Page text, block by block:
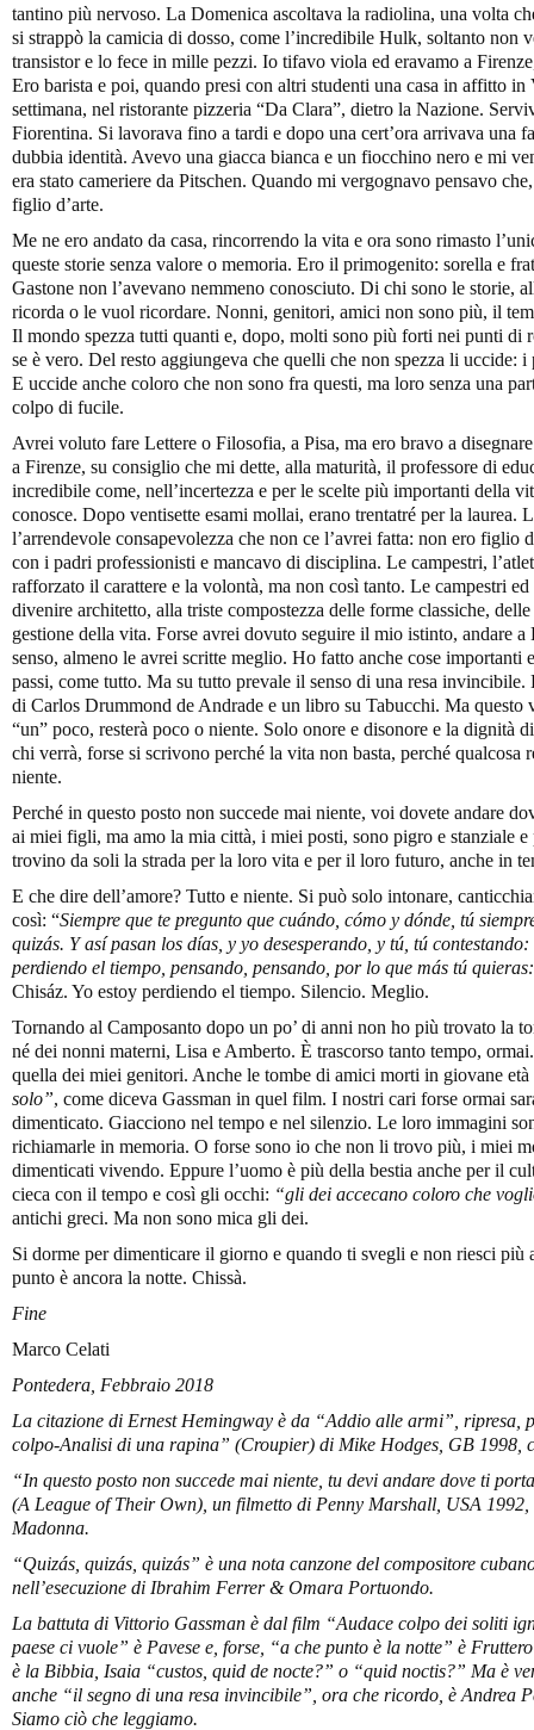
tantino più nervoso. La Domenica ascoltava la radiolina, una volta
si strappò la camicia di dosso, come l’incredibile Hulk, soltanto non
transistor e lo fece in mille pezzi. Io tifavo viola ed eravamo a
Ero barista e poi, quando presi con altri studenti una casa in affitto
settimana, nel ristorante pizzeria “Da Clara”, dietro la Nazione.
Fiorentina. Si lavorava fino a tardi e dopo una cert’ora arrivava una
dubbia identità. Avevo una giacca bianca e un fiocchino nero e mi
era stato cameriere da Pitschen. Quando mi vergognavo pensavo
figlio d’arte.
Me ne ero andato da casa, rincorrendo la vita e ora sono rimasto
queste storie senza valore o memoria. Ero il primogenito: sorella e
Gastone non l’avevano nemmeno conosciuto. Di chi sono le storie,
ricorda o le vuol ricordare. Nonni, genitori, amici non sono più, il
Il mondo spezza tutti quanti e, dopo, molti sono più forti nei punti di
se è vero. Del resto aggiungeva che quelli che non spezza li uccide:
E uccide anche coloro che non sono fra questi, ma loro senza una
colpo di fucile.
Avrei voluto fare Lettere o Filosofia, a Pisa, ma ero bravo a
a Firenze, su consiglio che mi dette, alla maturità, il professore di
incredibile come, nell’incertezza e per le scelte più importanti della
conosce. Dopo ventisette esami mollai, erano trentatré per la
l’arrendevole consapevolezza che non ce l’avrei fatta: non ero figlio
con i padri professionisti e mancavo di disciplina. Le campestri,
rafforzato il carattere e la volontà, ma non così tanto. Le campestri
divenire architetto, alla triste compostezza delle forme classiche,
gestione della vita. Forse avrei dovuto seguire il mio istinto, andare a
senso, almeno le avrei scritte meglio. Ho fatto anche cose importanti
passi, come tutto. Ma su tutto prevale il senso di una resa
di Carlos Drummond de Andrade e un libro su Tabucchi. Ma questo
“un” poco, resterà poco o niente. Solo onore e disonore e la dignità
chi verrà, forse si scrivono perché la vita non basta, perché
niente.
Perché in questo posto non succede mai niente, voi dovete andare
ai miei figli, ma amo la mia città, i miei posti, sono pigro e stanziale
trovino da soli la strada per la loro vita e per il loro futuro, anche in
E che dire dell’amore? Tutto e niente. Si può solo intonare,
così: “Siempre que te pregunto que cuándo, cómo y dónde, tú
quizás. Y asípasan los días, y yo desesperando, y tú, tú contestando:
perdiendo el tiempo , pensando, pensando, por lo que más tú quieras
Chisáz. Yo estoy perdiendo el tiempo. Silencio. Meglio.
Tornando al Camposanto dopo un po’ di anni non ho più trovato la
né dei nonni materni, Lisa e Amberto. È trascorso tanto tempo,
quella dei miei genitori. Anche le tombe di amici morti in giovane
solo”, come diceva Gassman in quel film. I nostri cari forse ormai
dimenticato. Giacciono nel tempo e nel silenzio. Le loro immagini
richiamarle in memoria. O forse sono io che non li trovo più, i miei
dimenticati vivendo. Eppure l’uomo è più della bestia anche per il
cieca con il tempo e così gli occhi: “gli dei accecano coloro che
antichi greci. Ma non sono mica gli dei.
Si dorme per dimenticare il giorno e quando ti svegli e non riesci più
punto è ancora la notte. Chissà.
Fine
Marco Celati
Pontedera, Febbraio 2018
La citazione di Ernest Hemingway è da “Addio alle armi”, ripresa,
colpo-Analisi di una rapina” (Croupier) di Mike Hodges, GB 1998,
“In questo posto non succede mai niente, tu devi andare dove ti
(A League of Their Own), un filmetto di Penny Marshall, USA
Madonna.
“Quizás, quizás, quizás” è una nota canzone del compositore
nell’esecuzione di Ibrahim Ferrer & Omara Portuondo.
La battuta di Vittorio Gassman è dal film “Audace colpo dei soliti
paese ci vuole” è Pavese e, forse, “a che punto è la notte” è
è la Bibbia, Isaia “custos, quid de nocte?” o “quid noctis?” Ma è
anche “il segno di una resa invincibile”, ora che ricordo, è Andrea
Siamo ciò che leggiamo.